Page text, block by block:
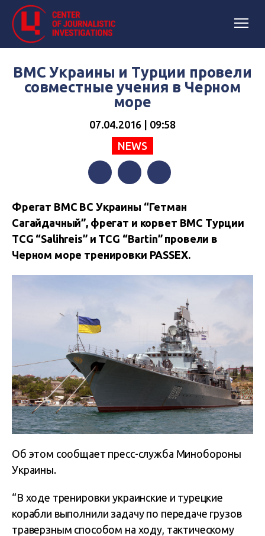
ВМС Украины и Турции провели
совместные учения в Черном
море
07.04.2016 | 09:58
NEWS
Фрегат ВМС ВС Украины “Гетман
Сагайдачный”, фрегат и корвет ВМС Турции
TCG “Salihreis” и TCG “Bartin” провели в
Черном море тренировки PASSEX.
Об этом сообщает пресс-служба Минобороны
Украины.
“В ходе тренировки украинские и турецкие
корабли выполнили задачу по передаче грузов
траверзным способом на ходу, тактическому